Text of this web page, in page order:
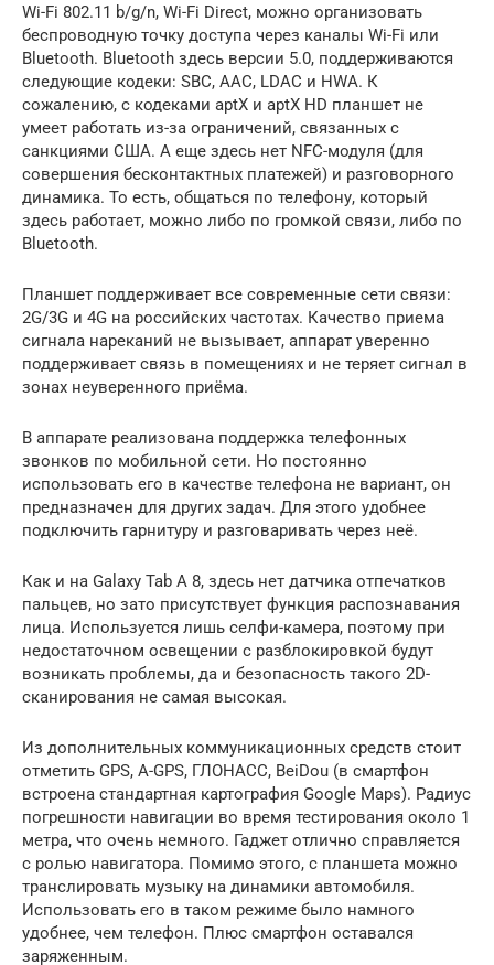
Wi-Fi 802.11 b/g/n, Wi-Fi Direct, можно организовать
беспроводную точку доступа через каналы Wi-Fi или
Bluetooth. Bluetooth здесь версии 5.0, поддерживаются
следующие кодеки: SBC, AAC, LDAC и HWA. К
сожалению, с кодеками aptX и aptX HD планшет не
умеет работать из-за ограничений, связанных с
санкциями США. А еще здесь нет NFC-модуля (для
совершения бесконтактных платежей) и разговорного
динамика. То есть, общаться по телефону, который
здесь работает, можно либо по громкой связи, либо по
Bluetooth.
Планшет поддерживает все современные сети связи:
2G/3G и 4G на российских частотах. Качество приема
сигнала нареканий не вызывает, аппарат уверенно
поддерживает связь в помещениях и не теряет сигнал в
зонах неуверенного приёма.
В аппарате реализована поддержка телефонных
звонков по мобильной сети. Но постоянно
использовать его в качестве телефона не вариант, он
предназначен для других задач. Для этого удобнее
подключить гарнитуру и разговаривать через неё.
Как и на Galaxy Tab A 8, здесь нет датчика отпечатков
пальцев, но зато присутствует функция распознавания
лица. Используется лишь селфи-камера, поэтому при
недостаточном освещении с разблокировкой будут
возникать проблемы, да и безопасность такого 2D-
сканирования не самая высокая.
Из дополнительных коммуникационных средств стоит
отметить GPS, A-GPS, ГЛОНАСС, BeiDou (в смартфон
встроена стандартная картография Google Maps). Радиус
погрешности навигации во время тестирования около 1
метра, что очень немного. Гаджет отлично справляется
с ролью навигатора. Помимо этого, с планшета можно
транслировать музыку на динамики автомобиля.
Использовать его в таком режиме было намного
удобнее, чем телефон. Плюс смартфон оставался
заряженным.